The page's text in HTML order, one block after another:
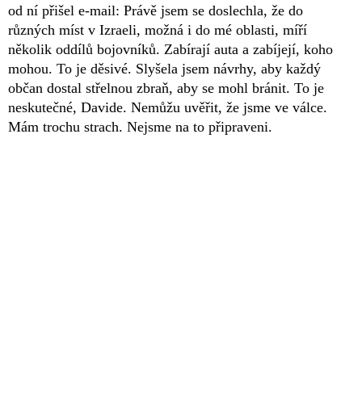
od ní přišel e-mail: Právě jsem se doslechla, že do
různých míst v Izraeli, možná i do mé oblasti, míří
několik oddílů bojovníků. Zabírají auta a zabíjejí, koho
mohou. To je děsivé. Slyšela jsem návrhy, aby každý
občan dostal střelnou zbraň, aby se mohl bránit. To je
neskutečné, Davide. Nemůžu uvěřit, že jsme ve válce.
Mám trochu strach. Nejsme na to připraveni.